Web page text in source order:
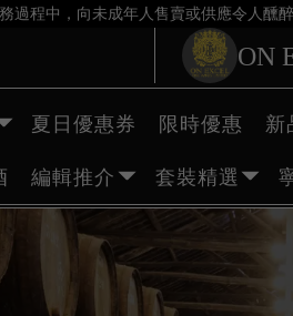
過程中，向未成年人售賣或供應令人醺
ON
夏日優惠券 限時優惠 新
編輯推介 套裝精選